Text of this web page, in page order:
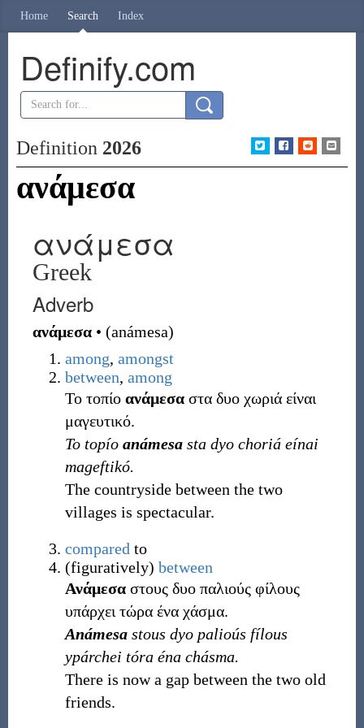
Home Search Index
Definify.com
Definition 2026
ανάμεσα
ανάμεσα
Greek
Adverb
ανάμεσα • (anámesa)
among, amongst
between, among
Το τοπίο ανάμεσαστα δυο χωριά είναι
μαγευτικό.
To topío anámesasta dyo choriá eínai
mageftikó.
The countryside between the two
villages is spectacular.
compared to
(figuratively) between
Ανάμεσαστους δυο παλιούς φίλους
υπάρχει τώρα ένα χάσμα.
Anámesastous dyo palioús fílous
ypárchei tóra éna chásma.
There is now a gap between the two old
friends.